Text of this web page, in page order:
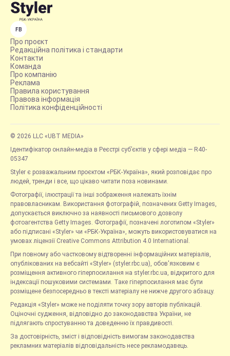
FB
Про проєкт
Редакційна політика і стандарти
Контакти
Команда
Про компанію
Реклама
Правила користування
Правова інформація
Політика конфіденційності
© 2026 LLC «UBT MEDIA»
Ідентифікатор онлайн-медіа в Реєстрі суб’єктів у сфері медіа — R40-
05347
Styler є розважальним проєктом «РБК-Україна», який розповідає про
людей, тренди і все, що цікаво читати поза новинами.
Фотографії, ілюстрації та інші зображення належать їхнім
правовласникам. Використання фотографій, позначених Getty Images,
допускається виключно за наявності письмового дозволу
фотоагентства Getty Images. Фотографії, позначені логотипом «Styler»
або підписані «Styler» чи «РБК-Україна», можуть використовуватися на
умовах ліцензії Creative Commons Attribution 4.0 International.
При повному або частковому відтворенні інформаційних матеріалів,
опублікованих на вебсайті «Styler» (styler.rbc.ua), обов'язковим є
розміщення активного гіперпосилання на styler.rbc.ua, відкритого для
індексації пошуковими системами. Таке гіперпосилання має бути
розміщене безпосередньо в тексті матеріалу не нижче другого абзацу.
Редакція «Styler» може не поділяти точку зору авторів публікацій.
Оціночні судження, відповідно до законодавства України, не
підлягають спростуванню та доведенню їх правдивості.
За достовірність, зміст і відповідність вимогам законодавства
рекламних матеріалів відповідальність несе рекламодавець.